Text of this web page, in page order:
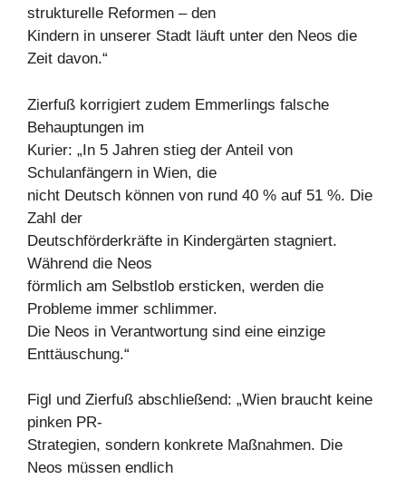
strukturelle Reformen – den
Kindern in unserer Stadt läuft unter den Neos die
Zeit davon.“
Zierfuß korrigiert zudem Emmerlings falsche
Behauptungen im
Kurier: „In 5 Jahren stieg der Anteil von
Schulanfängern in Wien, die
nicht Deutsch können von rund 40 % auf 51 %. Die
Zahl der
Deutschförderkräfte in Kindergärten stagniert.
Während die Neos
förmlich am Selbstlob ersticken, werden die
Probleme immer schlimmer.
Die Neos in Verantwortung sind eine einzige
Enttäuschung.“
Figl und Zierfuß abschließend: „Wien braucht keine
pinken PR-
Strategien, sondern konkrete Maßnahmen. Die
Neos müssen endlich